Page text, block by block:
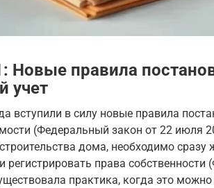
Новые правила
учет
вступили в силу новые правила
(Федеральный закон от 22 июля
дома, необходимо сразу
регистрировать права
практика, когда это